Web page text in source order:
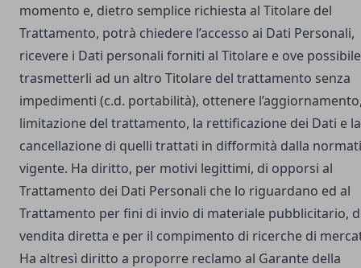
momento e, dietro semplice richiesta al Titolare del
Trattamento, potrà chiedere l’accesso ai Dati Personali,
ricevere i Dati personali forniti al Titolare e ove possibile
trasmetterli ad un altro Titolare del trattamento senza
impedimenti (c.d. portabilità), ottenere
limitazione del trattamento, la rettificazione dei Dati e la
cancellazione di quelli trattati in difformità dalla
vigente. Ha diritto, per motivi legittimi, di opporsi al
Trattamento dei Dati Personali che lo riguardano ed al
Trattamento per fini di invio di materiale pubblicitario,
vendita diretta e per il compimento di ricerche di
Ha altresì diritto a proporre reclamo al Garante della